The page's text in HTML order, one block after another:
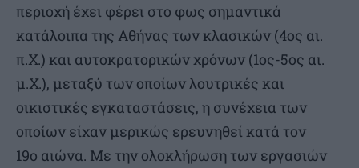
περιοχή έχει φέρει στο φως σημαντικά
κατάλοιπα της Αθήνας των κλασικών (4ος αι.
π.Χ.) και αυτοκρατορικών χρόνων (1ος-5ος αι.
μ.Χ.), μεταξύ των οποίων λουτρικές και
οικιστικές εγκαταστάσεις, η συνέχεια των
οποίων είχαν μερικώς ερευνηθεί κατά τον
19ο αιώνα. Με την ολοκλήρωση των εργασιών